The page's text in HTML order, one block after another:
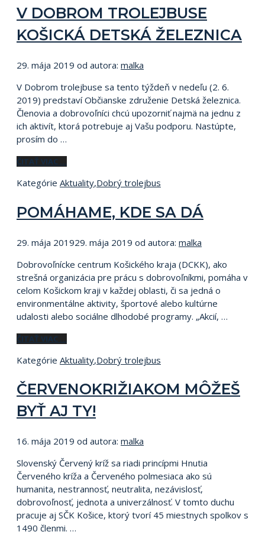
V DOBROM TROLEJBUSE
KOŠICKÁ DETSKÁ ŽELEZNICA
29. mája 2019 od autora: malka
V Dobrom trolejbuse sa tento týždeň v nedeľu (2. 6.
2019) predstaví Občianske združenie Detská železnica.
Členovia a dobrovoľníci chcú upozorniť najmä na jednu z
ich aktivít, ktorá potrebuje aj Vašu podporu. Nastúpte,
prosím do …
ČITAŤ VIAC …
Kategórie Aktuality,Dobrý trolejbus
POMÁHAME, KDE SA DÁ
29. mája 201929. mája 2019 od autora: malka
Dobrovoľnícke centrum Košického kraja (DCKK), ako
strešná organizácia pre prácu s dobrovoľníkmi, pomáha v
celom Košickom kraji v každej oblasti, či sa jedná o
environmentálne aktivity, športové alebo kultúrne
udalosti alebo sociálne dlhodobé programy. „Akcií, …
ČITAŤ VIAC …
Kategórie Aktuality,Dobrý trolejbus
ČERVENOKRIŽIAKOM MÔŽEŠ
BYŤ AJ TY!
16. mája 2019 od autora: malka
Slovenský Červený kríž sa riadi princípmi Hnutia
Červeného kríža a Červeného polmesiaca ako sú
humanita, nestrannosť, neutralita, nezávislosť,
dobrovoľnosť, jednota a univerzálnosť. V tomto duchu
pracuje aj SČK Košice, ktorý tvorí 45 miestnych spolkov s
1490 členmi. …